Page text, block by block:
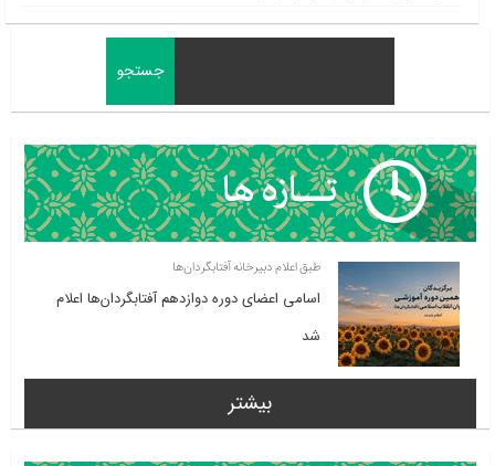
طبق اعلام دبیرخانه آفتابگردان‌ها
اسامی اعضای دوره دوازدهم آفتابگردان‌ها اعلام
شد
بیشتر